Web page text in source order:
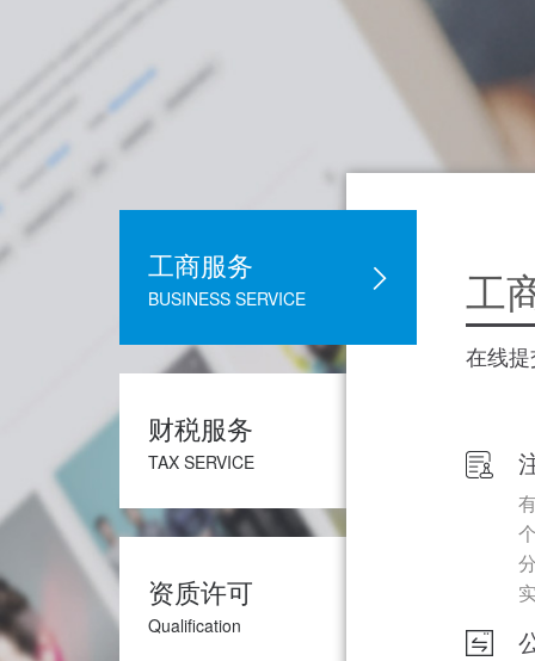
工商服务
BUSINESS SERVICE
财税服务
TAX SERVICE
资质许可
Qualification
工
在线